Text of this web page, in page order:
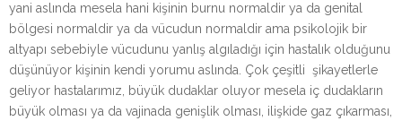
yani aslında mesela hani kişinin burnu normaldir ya da genital
bölgesi normaldir ya da vücudun normaldir ama psikolojik bir
altyapı sebebiyle vücudunu yanlış algıladığı için hastalık olduğunu
düşünüyor kişinin kendi yorumu aslında. Çok çeşitli şikayetlerle
geliyor hastalarımız, büyük dudaklar oluyor mesela iç dudakların
büyük olması ya da vajinada genişlik olması, ilişkide gaz çıkarması,